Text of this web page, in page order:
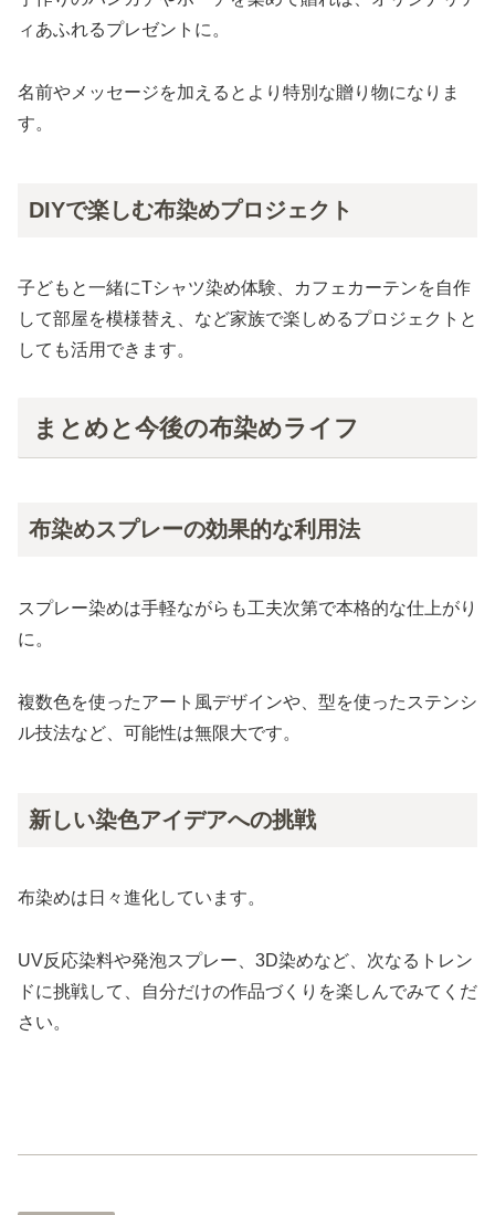
ィあふれるプレゼントに。
名前やメッセージを加えるとより特別な贈り物になりま
す。
DIYで楽しむ布染めプロジェクト
子どもと一緒にTシャツ染め体験、カフェカーテンを自作
して部屋を模様替え、など家族で楽しめるプロジェクトと
しても活用できます。
まとめと今後の布染めライフ
布染めスプレーの効果的な利用法
スプレー染めは手軽ながらも工夫次第で本格的な仕上がり
に。
複数色を使ったアート風デザインや、型を使ったステンシ
ル技法など、可能性は無限大です。
新しい染色アイデアへの挑戦
布染めは日々進化しています。
UV反応染料や発泡スプレー、3D染めなど、次なるトレン
ドに挑戦して、自分だけの作品づくりを楽しんでみてくだ
さい。